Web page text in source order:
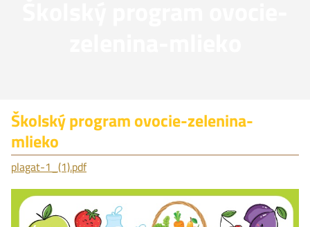
Školský
program
ovocie-
zelenina-
mlieko
Školský program ovocie-zelenina-
mlieko
plagat-1_(1).pdf